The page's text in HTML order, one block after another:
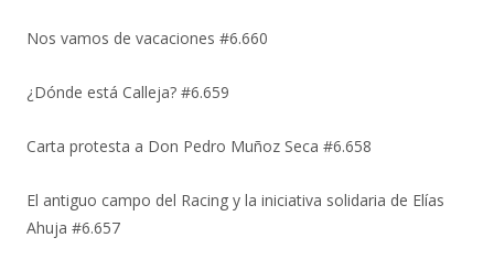
Nos vamos de vacaciones #6.660
¿Dónde está Calleja? #6.659
Carta protesta a Don Pedro Muñoz Seca #6.658
El antiguo campo del Racing y la iniciativa solidaria de Elías
Ahuja #6.657